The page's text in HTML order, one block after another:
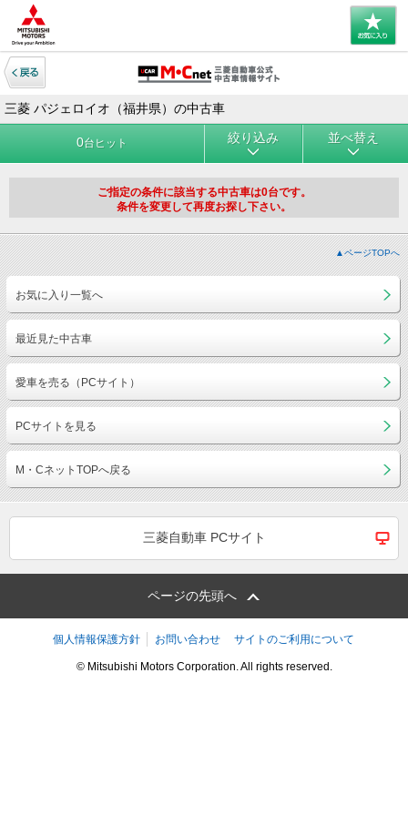
三菱 パジェロイオ（福井県）の中古車
0台ヒット 絞り込み 並べ替え
ご指定の条件に該当する中古車は0台です。
条件を変更して再度お探し下さい。
▲ページTOPへ
お気に入り一覧へ
最近見た中古車
愛車を売る（PCサイト）
PCサイトを見る
M・CネットTOPへ戻る
三菱自動車 PCサイト
ページの先頭へ
個人情報保護方針 お問い合わせ サイトのご利用について
© Mitsubishi Motors Corporation. All rights reserved.